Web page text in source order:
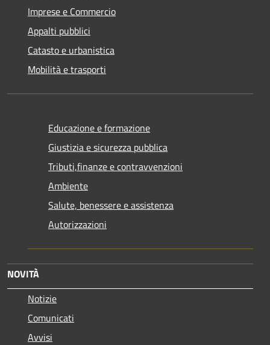
Imprese e Commercio
Appalti pubblici
Catasto e urbanistica
Mobilità e trasporti
Educazione e formazione
Giustizia e sicurezza pubblica
Tributi,finanze e contravvenzioni
Ambiente
Salute, benessere e assistenza
Autorizzazioni
NOVITÀ
Notizie
Comunicati
Avvisi